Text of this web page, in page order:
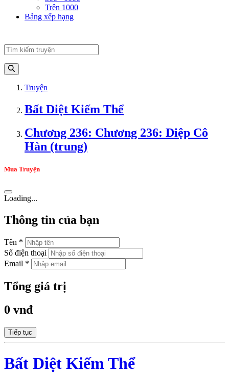
Trên 1000
Bảng xếp hạng
Truyện
Bất Diệt Kiếm Thể
Chương 236: Chương 236: Diệp Cô
Hàn (trung)
Mua Truyện
Loading...
Thông tin của bạn
Tên *
Số điện thoại
Email *
Tổng giá trị
0 vnđ
Tiếp tục
Bất Diệt Kiếm Thể